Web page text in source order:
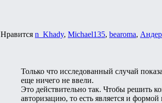
Нравится n_Khady, Michael135, bearoma,
Только что исследованный случай
еще ничего не ввели.
Это действительно так. Чтобы решить
авторизацию, то есть является и